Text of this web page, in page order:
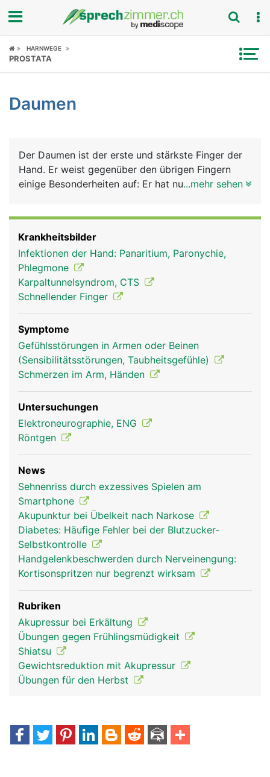
Fokus
Symptome
News
Rubriken
HARNWEGE
PROSTATA
Daumen
Der Daumen ist der erste und stärkste Finger der
Hand. Er weist gegenüber den übrigen Fingern
einige Besonderheiten auf: Er hat nur 2
Daumenballen - und er ist beweglicher und kann
den anderen Fingern gegenübergestellt werden,
was die Greiffunktion der Hand ermöglicht.
...mehr sehen
Krankheitsbilder
Infektionen der Hand: Panaritium, Paronychie,
Phlegmone
Karpaltunnelsyndrom, CTS
Schnellender Finger
Symptome
Gefühlsstörungen in Armen oder Beinen
(Sensibilitätsstörungen, Taubheitsgefühle)
Schmerzen im Arm, Händen
Untersuchungen
Elektroneurographie, ENG
Röntgen
News
Sehnenriss durch exzessives Spielen am
Smartphone
Akupunktur bei Übelkeit nach Narkose
Diabetes: Häufige Fehler bei der Blutzucker-
Selbstkontrolle
Handgelenkbeschwerden durch Nerveinengung:
Kortisonspritzen nur begrenzt wirksam
Rubriken
Akupressur bei Erkältung
Übungen gegen Frühlingsmüdigkeit
Shiatsu
Gewichtsreduktion mit Akupressur
Übungen für den Herbst